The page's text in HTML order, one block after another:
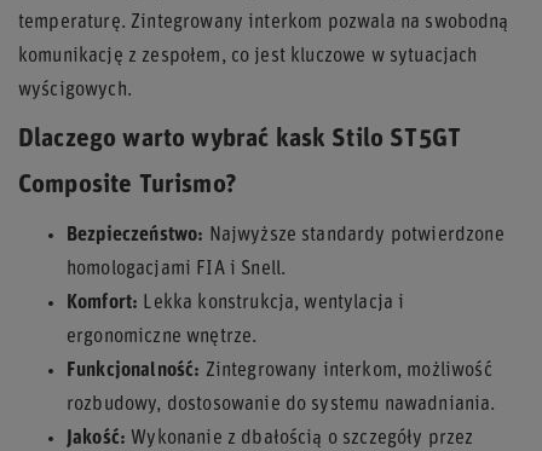
temperaturę. Zintegrowany interkom pozwala na swobodną
komunikację z zespołem, co jest kluczowe w sytuacjach
wyścigowych.
Dlaczego warto wybrać kask Stilo ST5GT
Composite Turismo?
Bezpieczeństwo: Najwyższe standardy potwierdzone
homologacjami FIA i Snell.
Komfort: Lekka konstrukcja, wentylacja i
ergonomiczne wnętrze.
Funkcjonalność: Zintegrowany interkom, możliwość
rozbudowy, dostosowanie do systemu nawadniania.
Jakość: Wykonanie z dbałością o szczegóły przez